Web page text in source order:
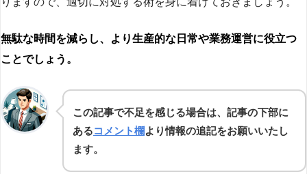
無駄な時間を減らし、より生産的な日常や業務運営に役立つ
ことでしょう。
この記事で不足を感じる場合は、記事の下部に
あるコメント欄より情報の追記をお願いいたし
ます。